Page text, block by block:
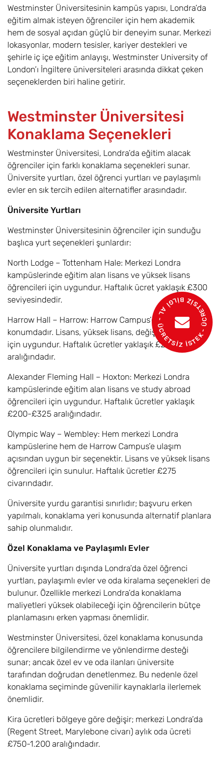
Production BA
Dijital Medya,
Halkla İlişkiler ve
Reklamcılık /
Digital Media,
Public Relations
and Advertising
6,8 Eylül £17.600
Ekonomi ve
Yönetim /
Economics and
Hons)
6,8 Eylül
Ekonomi /
Economics (BSc)
6,8 Eylül £17.600
İngiliz Dili ve
Uluslararası İletişim
/ English
Language and
Communication
BA
İngiliz Dili ve
Language and
Linguistics BA
£17.600
İngiliz Edebiyatı ve
Literature and
History BA
İngiliz Dili ve
Literature and
Language BA
6
İngiliz Edebiyatı /
English Literature
6 Eylül
Avrupa Hukuk
Çalışmaları /
European Legal
Studies LLB
8 Eylül £17.600
Moda Tasarımı /
Fashion Design
(BA Hons)
6,8 Eylül
Moda Pazarlama
Fashion Marketing
and Promotion BA
Eylül
Moda
Fotoğrafçılığı /
Fashion
Photography (BA)
Film / Film BA 6,8 Eylül £17.600
Finans ve İşletme
6,8
Westminster Üniversitesinin kampüs yapısı, Londra’da
eğitim almak isteyen öğrenciler için hem akademik
hem de sosyal açıdan güçlü bir deneyim sunar. Merkezi
lokasyonlar, modern tesisler, kariyer destekleri ve
şehirle iç içe eğitim anlayışı, Westminster University of
London’ı İngiltere üniversiteleri arasında dikkat çeken
seçeneklerden biri haline getirir.
Westminster Üniversitesi
Konaklama Seçenekleri
Westminster Üniversitesi, Londra’da eğitim alacak
öğrenciler için farklı konaklama seçenekleri sunar.
Üniversite yurtları, özel öğrenci yurtları ve paylaşımlı
evler en sık tercih edilen alternatifler arasındadır.
Üniversite Yurtları
Westminster Üniversitesinin öğrenciler için sunduğu
başlıca yurt seçenekleri şunlardır:
North Lodge – Tottenham Hale: Merkezi Londra
kampüslerinde eğitim alan lisans ve yüksek lisans
öğrencileri için uygundur. Haftalık ücret yaklaşık £300
seviyesindedir.
Harrow Hall – Harrow: Harrow Campus’e yakın
konumdadır. Lisans, yüksek lisans, değişim öğrencileri
için uygundur. Haftalık ücretler yaklaşık £215-£280
aralığındadır.
Alexander Fleming Hall – Hoxton: Merkezi Londra
kampüslerinde eğitim alan lisans ve study abroad
öğrencileri için uygundur. Haftalık ücretler yaklaşık
£200-£325 aralığındadır.
Olympic Way – Wembley: Hem merkezi Londra
kampüslerine hem de Harrow Campus’e ulaşım
açısından uygun bir seçenektir. Lisans ve yüksek lisans
öğrencileri için sunulur. Haftalık ücretler £275
civarındadır.
Üniversite yurdu garantisi sınırlıdır; başvuru erken
yapılmalı, konaklama yeri konusunda alternatif planlara
sahip olunmalıdır.
Özel Konaklama ve Paylaşımlı Evler
Üniversite yurtları dışında Londra’da özel öğrenci
yurtları, paylaşımlı evler ve oda kiralama seçenekleri de
bulunur. Özellikle merkezi Londra’da konaklama
maliyetleri yüksek olabileceği için öğrencilerin bütçe
planlamasını erken yapması önemlidir.
Westminster Üniversitesi, özel konaklama konusunda
öğrencilere bilgilendirme ve yönlendirme desteği
sunar; ancak özel ev ve oda ilanları üniversite
tarafından doğrudan denetlenmez. Bu nedenle özel
konaklama seçiminde güvenilir kaynaklarla ilerlemek
önemlidir.
Kira ücretleri bölgeye göre değişir; merkezi Londra’da
(Regent Street, Marylebone civarı) aylık oda ücreti
£750-1.200 aralığındadır.
- ÜCRETSİZ BİLGİ AL - ÜCRETSİZ İSTEK